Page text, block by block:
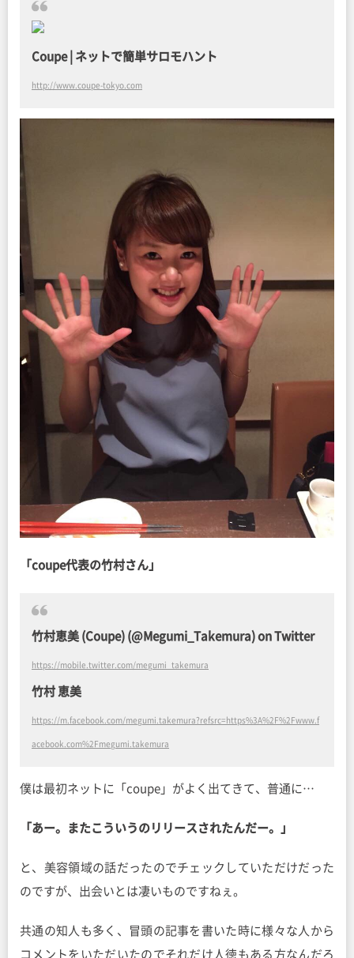
Coupe | ネットで簡単サロモハント
http://www.coupe-tokyo.com
「coupe代表の竹村さん」
竹村恵美 (Coupe) (@Megumi_Takemura) on Twitter
https://mobile.twitter.com/megumi_takemura
竹村 恵美
https://m.facebook.com/megumi.takemura?refsrc=https%3A%2F%2Fwww.f
acebook.com%2Fmegumi.takemura
僕は最初ネットに「coupe」がよく出てきて、普通に…
「あー。またこういうのリリースされたんだー。」
と、美容領域の話だったのでチェックしていただけだった
のですが、出会いとは凄いものですねぇ。
共通の知人も多く、冒頭の記事を書いた時に様々な人から
コメントをいただいたのでそれだけ人徳もある方なんだろ